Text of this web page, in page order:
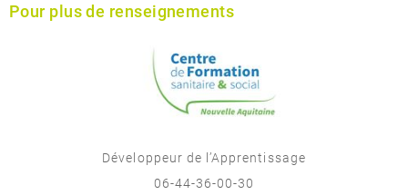
Pour plus de renseignements
Développeur de l’Apprentissage
06-44-36-00-30